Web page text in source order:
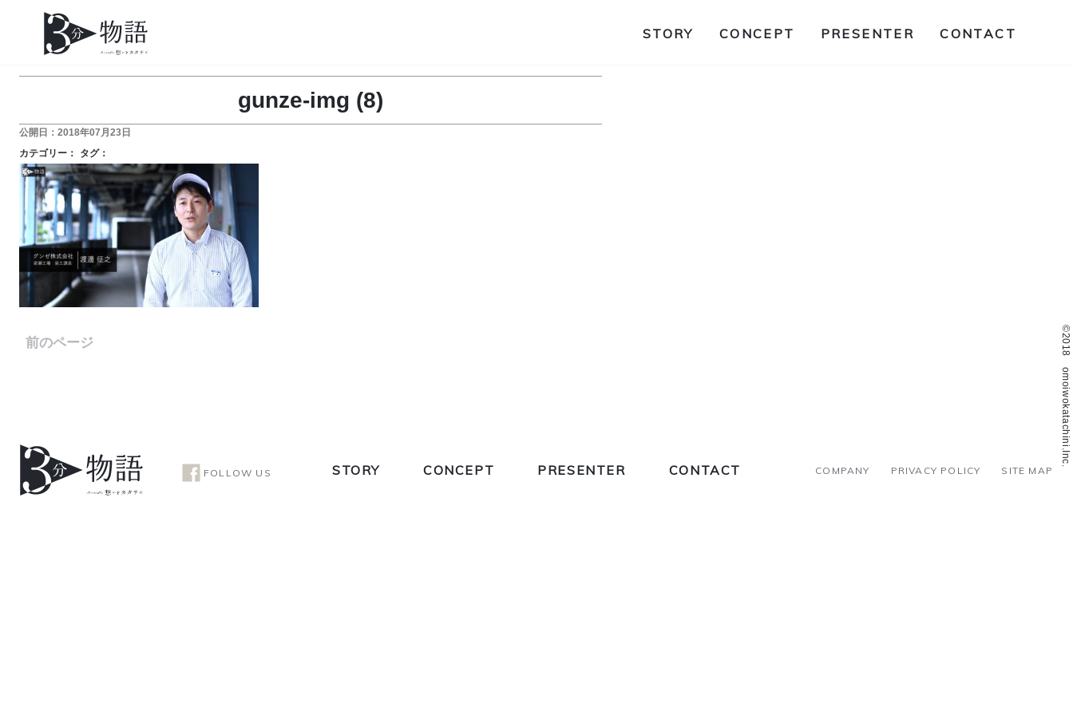
STORY CONCEPT PRESENTER CONTACT
gunze-img (8)
公開日：2018年07月23日
カテゴリー：
タグ：
前のページ ©2018 omoiwokatachini.Inc.
FOLLOW US STORY CONCEPT PRESENTER CONTACT COMPANY PRIVACY POLICY SITE MAP